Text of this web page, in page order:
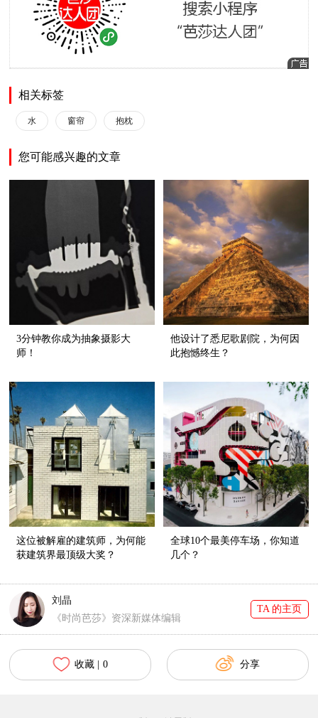
相关标签
水 窗帘 抱枕
您可能感兴趣的文章
3分钟教你成为抽象摄影大
师！
他设计了悉尼歌剧院，为何因
此抱憾终生？
这位被解雇的建筑师，为何能
获建筑界最顶级大奖？
全球10个最美停车场，你知道
几个？
刘晶
《时尚芭莎》资深新媒体编辑
TA 的主页
收藏 | 0 分享